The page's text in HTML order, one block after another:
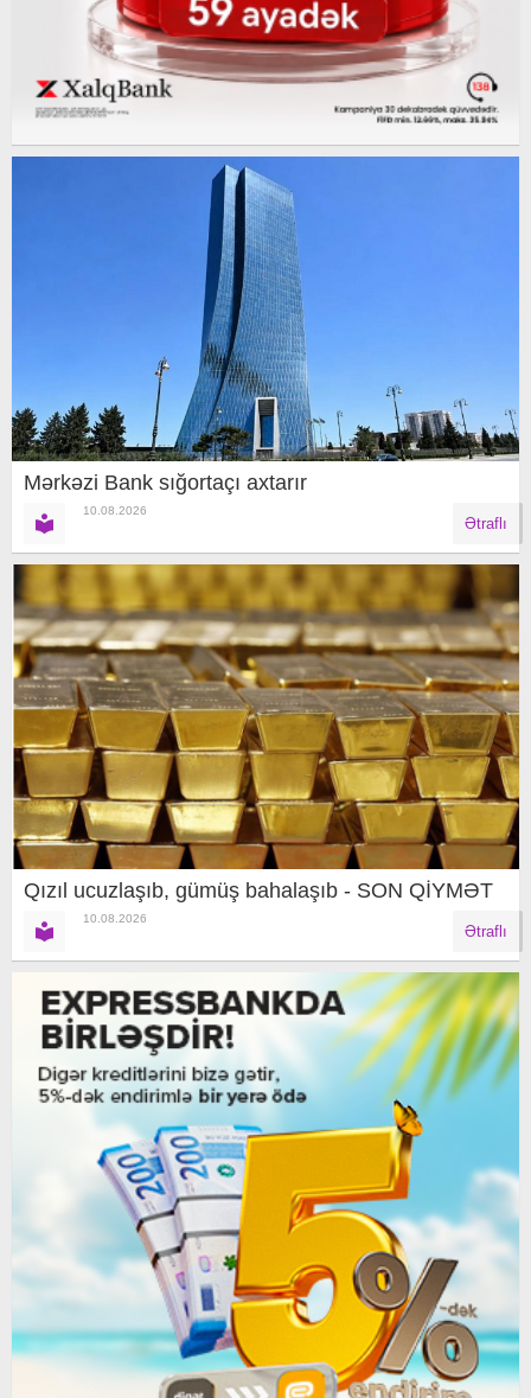
Mərkəzi Bank sığortaçı axtarır
10.08.2026
Ətraflı
Qızıl ucuzlaşıb, gümüş bahalaşıb - SON QİYMƏT
10.08.2026
Ətraflı